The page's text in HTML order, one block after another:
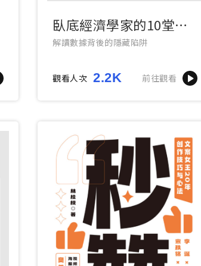
臥底經濟學家的10堂數
據偵探課
解讀數據背後的隱藏陷阱
觀看人次 2.2K 前往觀看